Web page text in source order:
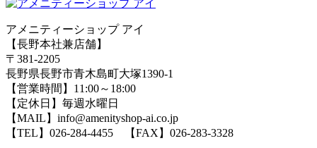
アメニティーショップ アイ
【長野本社兼店舗】
〒381-2205
長野県長野市青木島町大塚1390-1
【営業時間】11:00～18:00
【定休日】毎週水曜日
【MAIL】info@amenityshop-ai.co.jp
【TEL】 026-284-4455 【FAX】026-283-3328